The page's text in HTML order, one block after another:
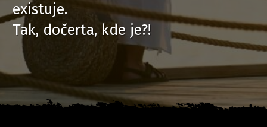
existuje.
Tak, dočerta, kde je?!